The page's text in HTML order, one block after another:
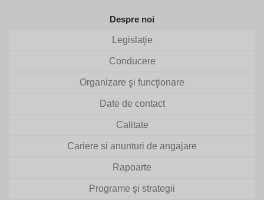
Despre noi
Legislaţie
Conducere
Organizare şi funcţionare
Date de contact
Calitate
Cariere si anunturi de angajare
Rapoarte
Programe şi strategii